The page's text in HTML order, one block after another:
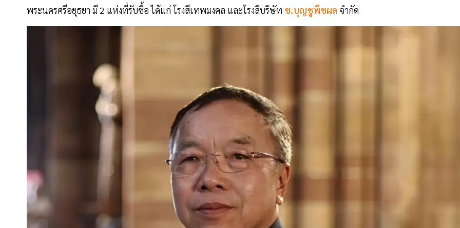
พระนครศรีอยุธยา มี 2 แห่งที่รับซื้อ ได้แก่ โรงสีเทพมงคล และโรงสีบริษัท ช.บุญชูพืชผล จำกัด